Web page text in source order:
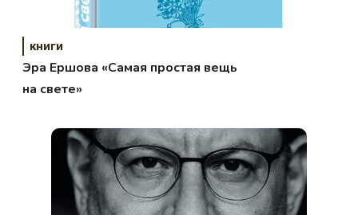
книги
Эра Ершова «Самая простая вещь
на свете»